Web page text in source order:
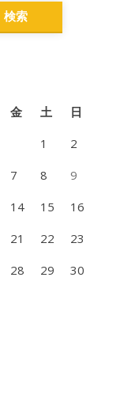
金 土
日
1
2
7 8
9
14 15
16
21 22
23
28 29
30